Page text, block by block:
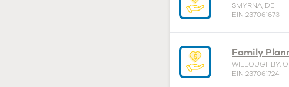
SMYRNA, DE
EIN 237061673
Family
WILLOUGHBY,
EIN 237061724